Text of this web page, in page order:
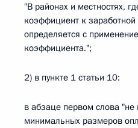
"В районах и местностях,
коэффициент к заработной
определяется с
коэффициента.";
2) в пункте 1 статьи 10:
в абзаце первом слова
минимальных размеров